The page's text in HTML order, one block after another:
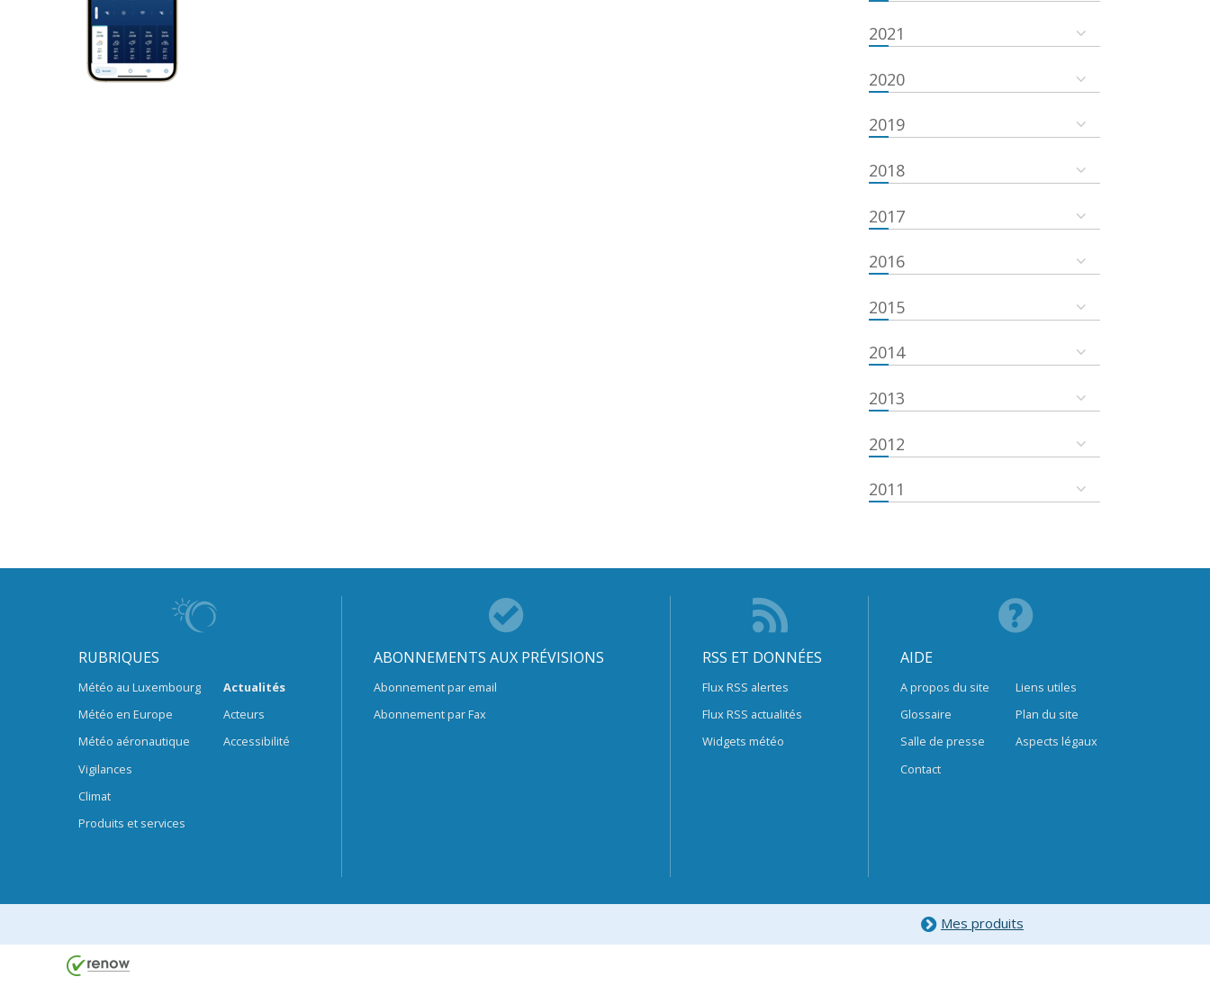
2021
2020
2019
2018
2017
2016
2015
2014
2013
2012
2011
RUBRIQUES
Météo au Luxembourg
Météo en Europe
Météo aéronautique
Vigilances
Climat
Produits et services
Actualités
Acteurs
Accessibilité
ABONNEMENTS AUX PRÉVISIONS
Abonnement par email
Abonnement par Fax
RSS ET DONNÉES
Flux RSS alertes
Flux RSS actualités
Widgets météo
AIDE
A propos du site
Glossaire
Salle de presse
Contact
Liens utiles
Plan du site
Aspects légaux
Mes produits